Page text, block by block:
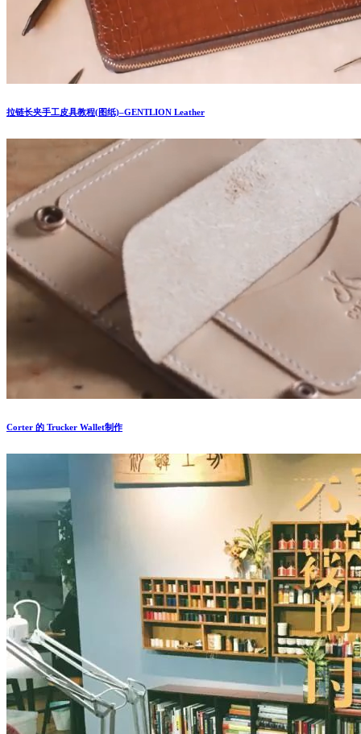
拉链长夹手工皮具教程(图纸)–GENTLION Leather
Corter 的 Trucker Wallet制作